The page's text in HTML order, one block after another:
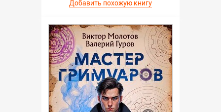
Добавить похожую книгу